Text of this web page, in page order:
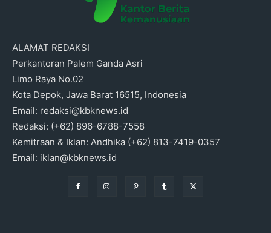
ALAMAT REDAKSI
Perkantoran Palem Ganda Asri
Limo Raya No.02
Kota Depok, Jawa Barat 16515, Indonesia
Email: redaksi@kbknews.id
Redaksi: (+62) 896-6788-7558
Kemitraan & Iklan: Andhika (+62) 813-7419-0357
Email: iklan@kbknews.id